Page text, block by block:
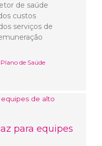
de saúde
custos
serviços de
Plano de Saúde
para equipes